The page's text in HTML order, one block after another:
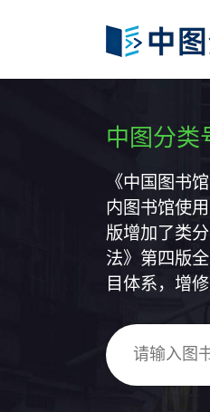
中图分类
《中国图书
内图书馆使
版增加了类
法》第四版
目体系，增